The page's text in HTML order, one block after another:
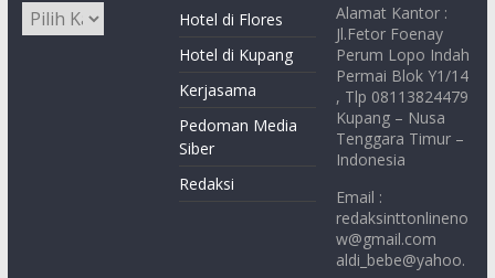
Hotel di Flores
Hotel di Kupang
Kerjasama
Pedoman Media
Siber
Redaksi
Alamat Kantor :
Jl.Fetor Foenay
Perum Lopo Indah
Permai Blok Y1/14
, Tlp 08113824479
Kupang – Nusa
Tenggara Timur –
Indonesia
Email :
redaksinttonlineno
w@gmail.com
aldi_bebe@yahoo.